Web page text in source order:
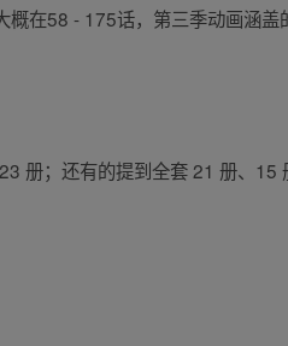
概在58 - 175话，第三季动画涵盖
册；还有的提到全套 21 册、15